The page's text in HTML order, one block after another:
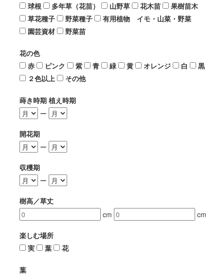
球根
多年草（花苗） 山野草 花木苗
果樹苗木
草花種子
野菜種子
有用植物 イモ・山菜・野菜
園芸資材
野菜苗
花の色
赤
ピンク 紫 青 緑 黄 オレンジ 白
黒
２色以上
その他
蒔き時期 植え時期
ー
開花期
ー
収穫期
ー
樹高／草丈
cm
cm
楽しむ場所
実
葉 花
葉